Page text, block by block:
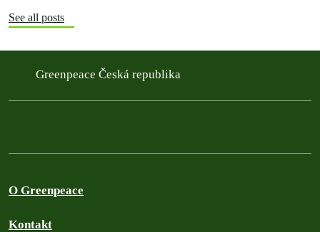
See all posts
Greenpeace Česká republika
O Greenpeace
Kontakt